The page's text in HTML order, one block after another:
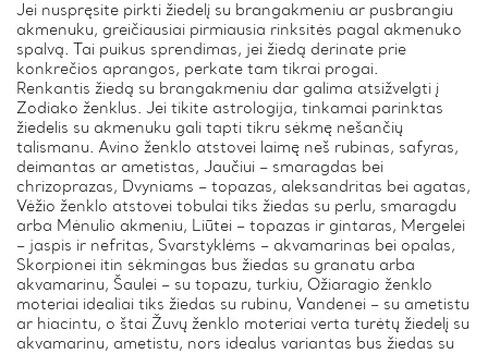
Jei nuspręsite pirkti žiedelį su brangakmeniu ar pusbrangiu
akmenuku, greičiausiai pirmiausia rinksitės pagal akmenuko
spalvą. Tai puikus sprendimas, jei žiedą derinate prie
konkrečios aprangos, perkate tam tikrai progai.
Renkantis žiedą su brangakmeniu dar galima atsižvelgti į
Zodiako ženklus. Jei tikite astrologija, tinkamai parinktas
žiedelis su akmenuku gali tapti tikru sėkmę nešančių
talismanu. Avino ženklo atstovei laimę neš rubinas, safyras,
deimantas ar ametistas, Jaučiui – smaragdas bei
chrizoprazas, Dvyniams – topazas, aleksandritas bei agatas,
Vėžio ženklo atstovei tobulai tiks žiedas su perlu, smaragdu
arba Mėnulio akmeniu, Liūtei – topazas ir gintaras, Mergelei
– jaspis ir nefritas, Svarstyklėms – akvamarinas bei opalas,
Skorpionei itin sėkmingas bus žiedas su granatu arba
akvamarinu, Šaulei – su topazu, turkiu, Ožiaragio ženklo
moteriai idealiai tiks žiedas su rubinu, Vandenei – su ametistu
ar hiacintu, o štai Žuvų ženklo moteriai verta turėtų žiedelį su
akvamarinu, ametistu, nors idealus variantas bus žiedas su